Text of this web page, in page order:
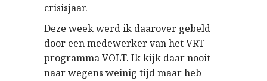
crisisjaar.
Deze week werd ik daarover gebeld
door een medewerker van het VRT-
programma VOLT. Ik kijk daar nooit
naar wegens weinig tijd maar heb